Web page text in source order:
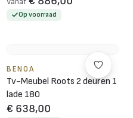
Op voorraad
BENOA
Tv-Meubel Roots 2 deuren 1
lade 180
€ 638,00